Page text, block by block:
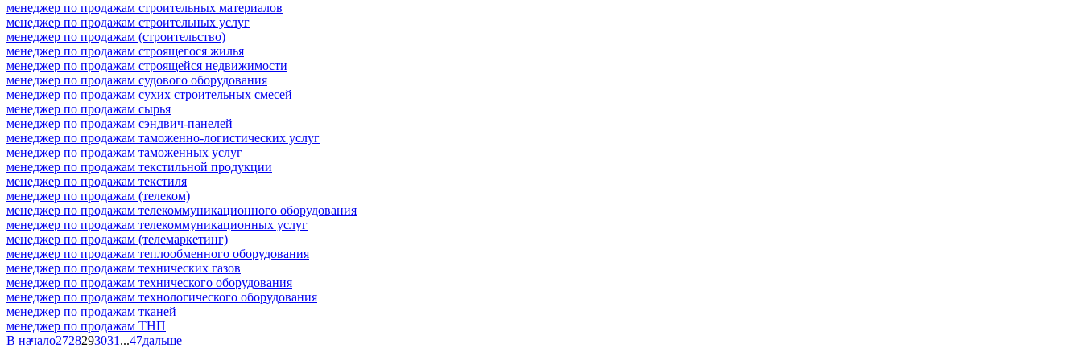
менеджер по продажам строительных материалов
менеджер по продажам строительных услуг
менеджер по продажам (строительство)
менеджер по продажам строящегося жилья
менеджер по продажам строящейся недвижимости
менеджер по продажам судового оборудования
менеджер по продажам сухих строительных смесей
менеджер по продажам сырья
менеджер по продажам сэндвич-панелей
менеджер по продажам таможенно-логистических услуг
менеджер по продажам таможенных услуг
менеджер по продажам текстильной продукции
менеджер по продажам текстиля
менеджер по продажам (телеком)
менеджер по продажам телекоммуникационного оборудования
менеджер по продажам телекоммуникационных услуг
менеджер по продажам (телемаркетинг)
менеджер по продажам теплообменного оборудования
менеджер по продажам технических газов
менеджер по продажам технического оборудования
менеджер по продажам технологического оборудования
менеджер по продажам тканей
менеджер по продажам ТНП
В начало2728293031 ...47дальше